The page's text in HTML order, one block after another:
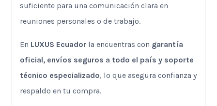
suficiente para una comunicación clara en
reuniones personales o de trabajo.
En LUXUS Ecuador la encuentras con garantía
oficial, envíos seguros a todo el país y soporte
técnico especializado, lo que asegura confianza y
respaldo en tu compra.